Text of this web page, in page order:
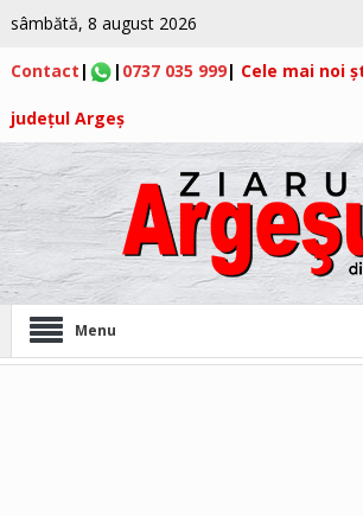
sâmbătă, 8 august 2026
Contact | | 0737 035 999| Cele mai noi
județul Argeș
Menu